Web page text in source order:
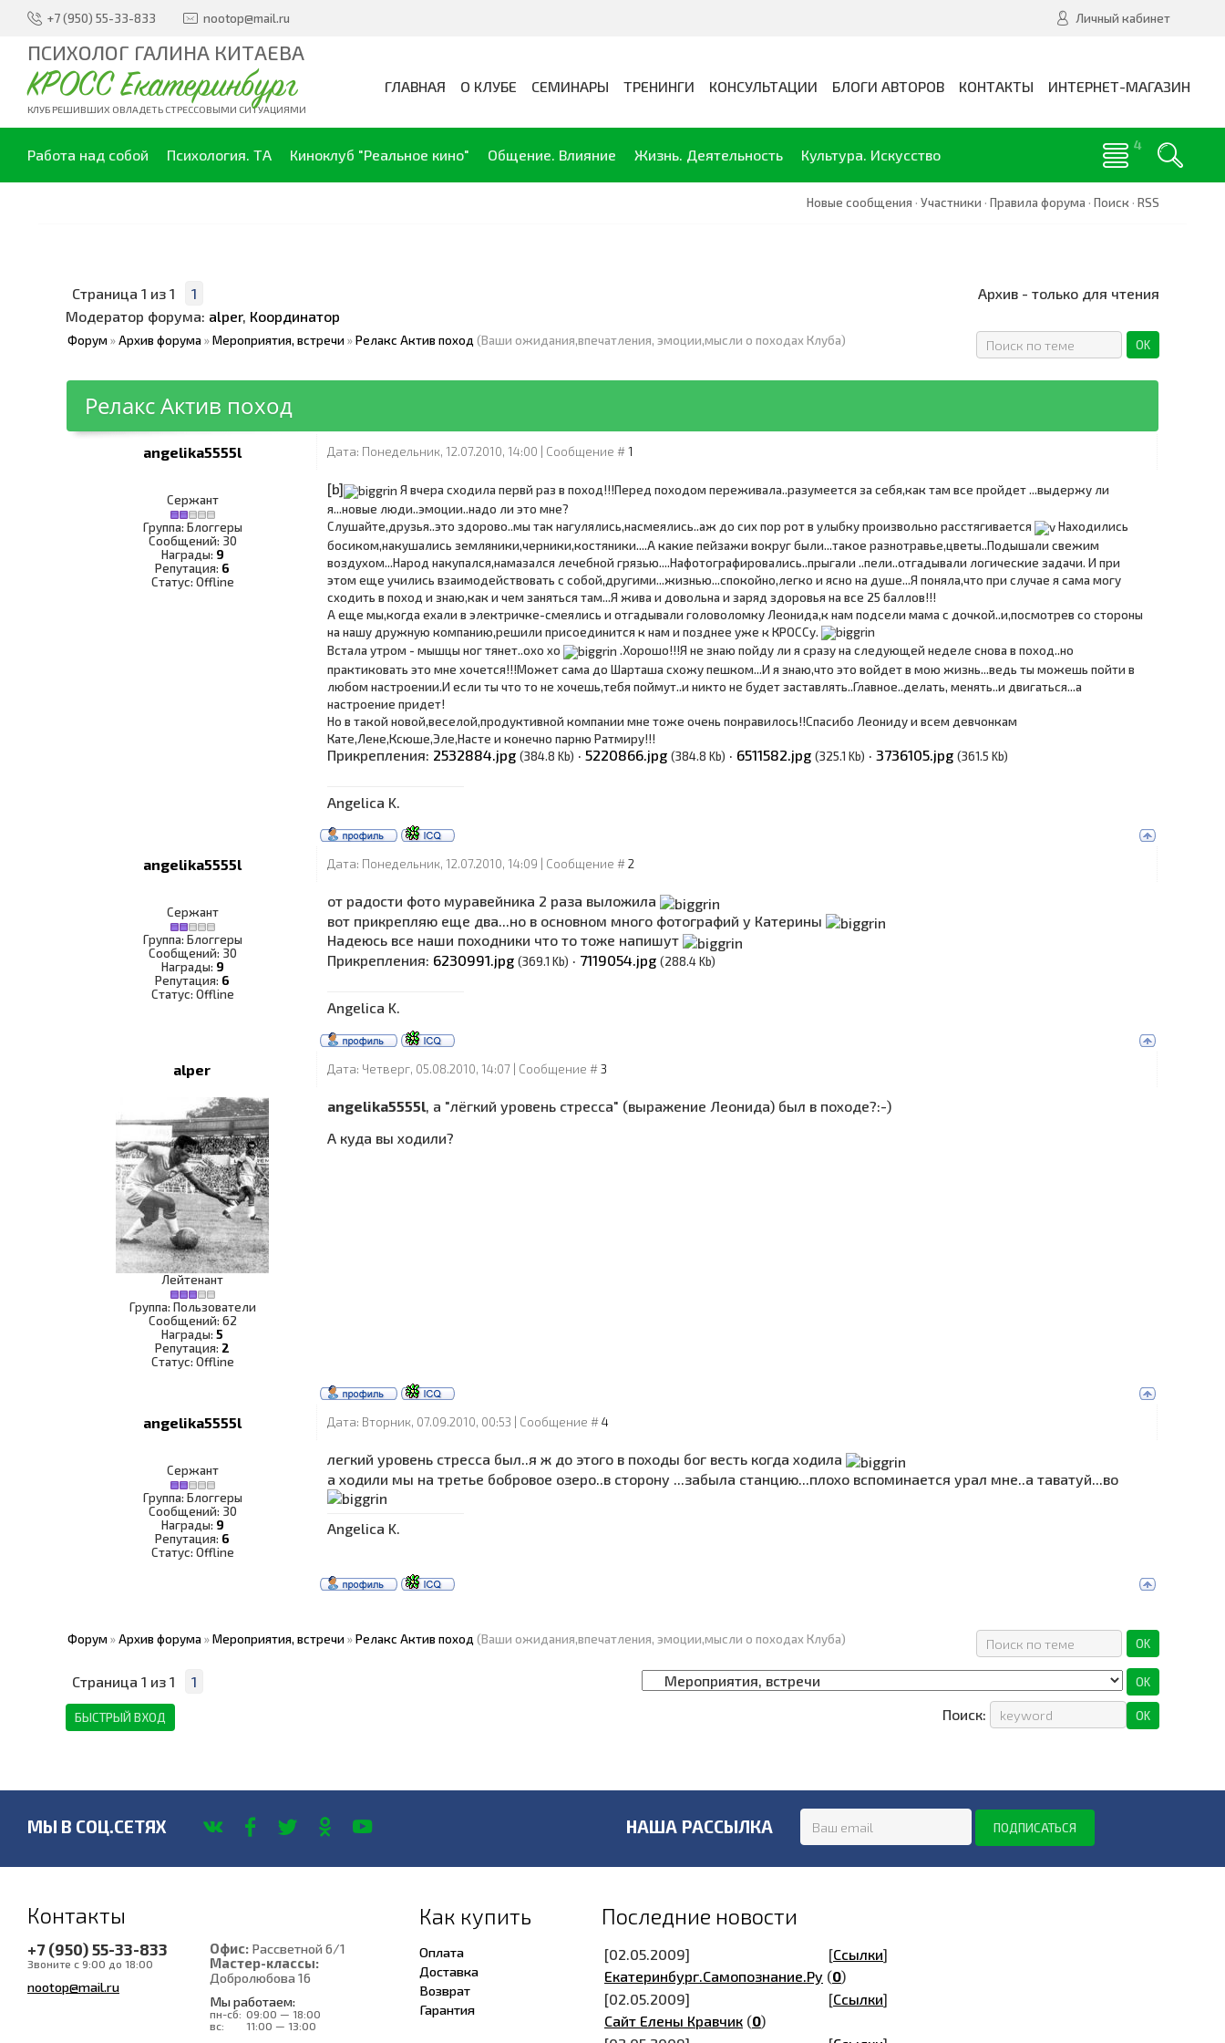
+7 (950) 55-33-833 nootop@mail.ru Личный кабинет
ПСИХОЛОГ ГАЛИНА КИТАЕВА
КРОСС Екатеринбург
КЛУБ РЕШИВШИХ ОВЛАДЕТЬ СТРЕССОВЫМИ СИТУАЦИЯМИ
ГЛАВНАЯ О КЛУБЕ СЕМИНАРЫ ТРЕНИНГИ КОНСУЛЬТАЦИИ БЛОГИ АВТОРОВ КОНТАКТЫ ИНТЕРНЕТ-МАГАЗИН
Работа над собой Психология. ТА Киноклуб "Реальное кино" Общение. Влияние Жизнь. Деятельность Культура. Искусство
Новые сообщения · Участники · Правила форума · Поиск · RSS
Страница 1 из 1 1
Архив - только для чтения
Модератор форума: alper, Координатор
Форум »Архив форума »Мероприятия, встречи »Релакс Актив поход (Ваши ожидания,впечатления, эмоции,мысли о походах Клуба)
Релакс Актив поход
angelika5555l Дата: Понедельник, 12.07.2010, 14:00 | Сообщение #1
Сержант
Группа: Блоггеры
Сообщений: 30
Награды: 9
Репутация: 6
Статус: Offline
[b]
Я вчера сходила первй раз в поход!!!Перед походом переживала..разумеется за себя,как там все пройдет ...выдержу ли
я...новые люди..эмоции..надо ли это мне?
Слушайте,друзья..это здорово..мы так нагулялись,насмеялись..аж до сих пор рот в улыбку произвольно расстягивается
Находились
босиком,накушались земляники,черники,костяники....А какие пейзажи вокруг были...такое разнотравье,цветы..Подышали свежим
воздухом...Народ накупался,намазался лечебной грязью....Нафотографировались..прыгали ..пели..отгадывали логические задачи. И при
этом еще учились взаимодействовать с собой,другими...жизнью...спокойно,легко и ясно на душе...Я поняла,что при случае я сама могу
сходить в поход и знаю,как и чем заняться там...Я жива и довольна и заряд здоровья на все 25 баллов!!!
А еще мы,когда ехали в электричке-смеялись и отгадывали головоломку Леонида,к нам подсели мама с дочкой..и,посмотрев со стороны
на нашу дружную компанию,решили присоединится к нам и позднее уже к КРОССу.
Встала утром - мышцы ног тянет..охо хо
.Хорошо!!!Я не знаю пойду ли я сразу на следующей неделе снова в поход..но
практиковать это мне хочется!!!Может сама до Шарташа схожу пешком...И я знаю,что это войдет в мою жизнь...ведь ты можешь пойти в
любом настроении.И если ты что то не хочешь,тебя поймут..и никто не будет заставлять..Главное..делать, менять..и двигаться...а
настроение придет!
Но в такой новой,веселой,продуктивной компании мне тоже очень понравилось!!Спасибо Леониду и всем девчонкам
Кате,Лене,Ксюше,Эле,Насте и конечно парню Ратмиру!!!
Прикрепления: 2532884.jpg (384.8 Kb) · 5220866.jpg (384.8 Kb) · 6511582.jpg (325.1 Kb) · 3736105.jpg (361.5 Kb)
Angelica K.
angelika5555l Дата: Понедельник, 12.07.2010, 14:09 | Сообщение #2
Сержант
Группа: Блоггеры
Сообщений: 30
Награды: 9
Репутация: 6
Статус: Offline
от радости фото муравейника 2 раза выложила
вот прикрепляю еще два...но в основном много фотографий у Катерины
Надеюсь все наши походники что то тоже напишут
Прикрепления: 6230991.jpg (369.1 Kb) · 7119054.jpg (288.4 Kb)
Angelica K.
alper Дата: Четверг, 05.08.2010, 14:07 | Сообщение #3
Лейтенант
Группа: Пользователи
Сообщений: 62
Награды: 5
Репутация: 2
Статус: Offline
angelika5555l, а "лёгкий уровень стресса" (выражение Леонида) был в походе?:-)
А куда вы ходили?
angelika5555l Дата: Вторник, 07.09.2010, 00:53 | Сообщение #4
Сержант
Группа: Блоггеры
Сообщений: 30
Награды: 9
Репутация: 6
Статус: Offline
легкий уровень стресса был..я ж до этого в походы бог весть когда ходила
а ходили мы на третье бобровое озеро..в сторону ...забыла станцию...плохо вспоминается урал мне..а таватуй...во
Angelica K.
Форум »Архив форума »Мероприятия, встречи »Релакс Актив поход (Ваши ожидания,впечатления, эмоции,мысли о походах Клуба)
Страница 1 из 1
1
Поиск:
МЫ В СОЦ.СЕТЯХ НАША РАССЫЛКА
Контакты
+7 (950) 55-33-833
Звоните с 9:00 до 18:00
nootop@mail.ru
Офис: Рассветной 6/1
Мастер-классы:
Добролюбова 16
Мы работаем:
пн-сб: 09:00 — 18:00
вс:
11:00 — 13:00
Как купить
Оплата
Доставка
Возврат
Гарантия
Последние новости
[02.05.2009] [Ссылки]
Екатеринбург.Самопознание.Ру (0)
[02.05.2009]
[Ссылки]
Сайт Елены Кравчик (0)